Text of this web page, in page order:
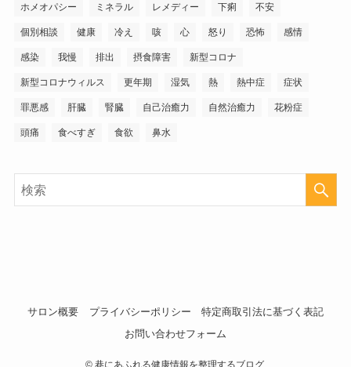
ホメオパシー ミネラル レメディー 下痢 不安
個別相談 健康 冷え 咳 心 怒り 恐怖 感情
感染 我慢 排出 摂食障害 新型コロナ
新型コロナウィルス 更年期 湿気 熱 熱中症 症状
罪悪感 肝臓 腎臓 自己治癒力 自然治癒力 花粉症
頭痛 食べすぎ 食欲 鼻水
サロン概要 プライバシーポリシー
特定商取引法に基づく表記
お問い合わせフォーム
©巷にあふれる健康情報を整理するブログ.